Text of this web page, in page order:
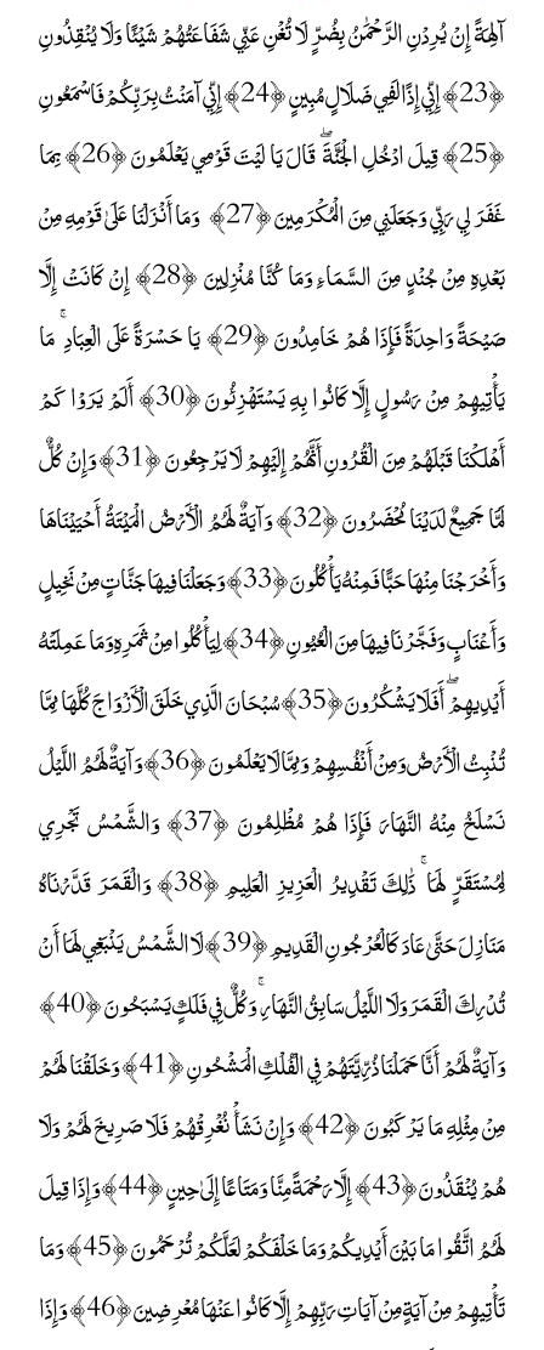
آلِهَةً إِنْ يُرِدْنِ الرَّحْمَٰنُ بِضُرٍّ لَا تُغْنِ عَنِّي شَفَاعَتُهُمْ شَيْئًا وَلَا يُنْقِذُونِ
﴿23﴾ إِنِّي إِذًا لَفِي ضَلَالٍ مُبِينٍ ﴿24﴾ إِنِّي آمَنْتُ بِرَبِّكُمْ فَاسْمَعُونِ
﴿25﴾ قِيلَ ادْخُلِ الْجَنَّةَ ۖ قَالَ يَا لَيْتَ قَوْمِي يَعْلَمُونَ ﴿26﴾ بِمَا
غَفَرَ لِي رَبِّي وَجَعَلَنِي مِنَ الْمُكْرَمِينَ ﴿27﴾ وَمَا أَنْزَلْنَا عَلَىٰ قَوْمِهِ مِنْ
بَعْدِهِ مِنْ جُنْدٍ مِنَ السَّمَاءِ وَمَا كُنَّا مُنْزِلِينَ ﴿28﴾ إِنْ كَانَتْ إِلَّا
صَيْحَةً وَاحِدَةً فَإِذَا هُمْ خَامِدُونَ ﴿29﴾ يَا حَسْرَةً عَلَى الْعِبَادِ ۚ مَا
يَأْتِيهِمْ مِنْ رَسُولٍ إِلَّا كَانُوا بِهِ يَسْتَهْزِئُونَ ﴿30﴾ أَلَمْ يَرَوْا كَمْ
أَهْلَكْنَا قَبْلَهُمْ مِنَ الْقُرُونِ أَنَّهُمْ إِلَيْهِمْ لَا يَرْجِعُونَ ﴿31﴾ وَإِنْ كُلٌّ
لَمَّا جَمِيعٌ لَدَيْنَا مُحْضَرُونَ ﴿32﴾ وَآيَةٌ لَهُمُ الْأَرْضُ الْمَيْتَةُ أَحْيَيْنَاهَا
وَأَخْرَجْنَا مِنْهَا حَبًّا فَمِنْهُ يَأْكُلُونَ ﴿33﴾ وَجَعَلْنَا فِيهَا جَنَّاتٍ مِنْ نَخِيلٍ
وَأَعْنَابٍ وَفَجَّرْنَا فِيهَا مِنَ الْعُيُونِ ﴿34﴾ لِيَأْكُلُوا مِنْ ثَمَرِهِ وَمَا عَمِلَتْهُ
أَيْدِيهِمْ ۖ أَفَلَا يَشْكُرُونَ ﴿35﴾ سُبْحَانَ الَّذِي خَلَقَ الْأَزْوَاجَ كُلَّهَا مِمَّا
تُنْبِتُ الْأَرْضُ وَمِنْ أَنْفُسِهِمْ وَمِمَّا لَا يَعْلَمُونَ ﴿36﴾ وَآيَةٌ لَهُمُ اللَّيْلُ
نَسْلَخُ مِنْهُ النَّهَارَ فَإِذَا هُمْ مُظْلِمُونَ ﴿37﴾ وَالشَّمْسُ تَجْرِي
لِمُسْتَقَرٍّ لَهَا ۚ ذَٰلِكَ تَقْدِيرُ الْعَزِيزِ الْعَلِيمِ ﴿38﴾ وَالْقَمَرَ قَدَّرْنَاهُ
مَنَازِلَ حَتَّىٰ عَادَ كَالْعُرْجُونِ الْقَدِيمِ ﴿39﴾ لَا الشَّمْسُ يَنْبَغِي لَهَا أَنْ
تُدْرِكَ الْقَمَرَ وَلَا اللَّيْلُ سَابِقُ النَّهَارِ ۚ وَكُلٌّ فِي فَلَكٍ يَسْبَحُونَ ﴿40﴾
وَآيَةٌ لَهُمْ أَنَّا حَمَلْنَا ذُرِّيَّتَهُمْ فِي الْفُلْكِ الْمَشْحُونِ ﴿41﴾ وَخَلَقْنَا لَهُمْ
مِنْ مِثْلِهِ مَا يَرْكَبُونَ ﴿42﴾ وَإِنْ نَشَأْ نُغْرِقْهُمْ فَلَا صَرِيخَ لَهُمْ وَلَا
هُمْ يُنْقَذُونَ ﴿43﴾ إِلَّا رَحْمَةً مِنَّا وَمَتَاعًا إِلَىٰ حِينٍ ﴿44﴾ وَإِذَا قِيلَ
لَهُمُ اتَّقُوا مَا بَيْنَ أَيْدِيكُمْ وَمَا خَلْفَكُمْ لَعَلَّكُمْ تُرْحَمُونَ ﴿45﴾ وَمَا
تَأْتِيهِمْ مِنْ آيَةٍ مِنْ آيَاتِ رَبِّهِمْ إِلَّا كَانُوا عَنْهَا مُعْرِضِينَ ﴿46﴾ وَإِذَا